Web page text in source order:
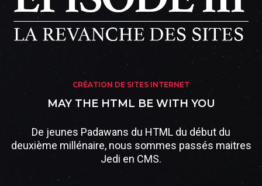
CRÉATION DE SITES INTERNET
MAY THE HTML BE WITH YOU
De jeunes Padawans du HTML du début du
deuxième millénaire, nous sommes passés maitres
Jedi en CMS.